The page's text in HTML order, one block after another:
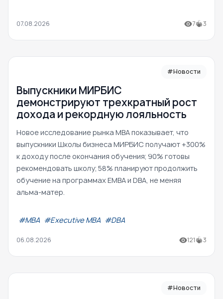
07.08.2026 7 3
#Новости
Выпускники МИРБИС
демонстрируют трехкратный рост
дохода и рекордную лояльность
Новое исследование рынка MBA показывает, что
выпускники Школы бизнеса МИРБИС получают +300%
к доходу после окончания обучения; 90% готовы
рекомендовать школу; 58% планируют продолжить
обучение на программах EMBA и DBA, не меняя
альма-матер.
#МВА #Executive MBA #DBA
06.08.2026 121 3
#Новости